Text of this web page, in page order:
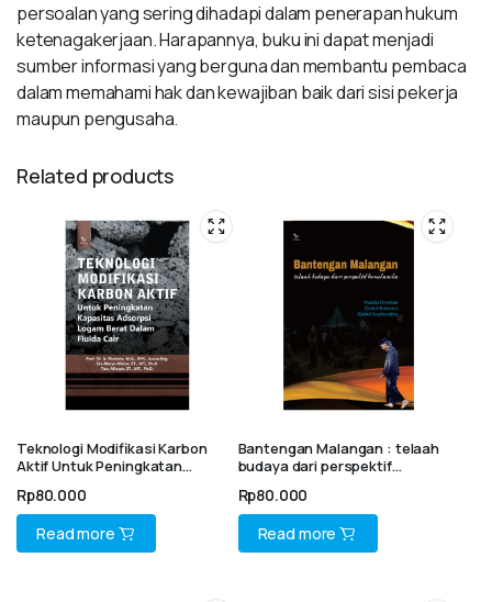
persoalan yang sering dihadapi dalam penerapan hukum
ketenagakerjaan. Harapannya, buku ini dapat menjadi
sumber informasi yang berguna dan membantu pembaca
dalam memahami hak dan kewajiban baik dari sisi pekerja
maupun pengusaha.
Related products
Teknologi Modifikasi Karbon
Aktif Untuk Peningkatan
Berat Dalam Fluida Cair
Rp80.000
Read more
Bantengan Malangan : telaah
budaya dari perspektif
Rp80.000
Read more